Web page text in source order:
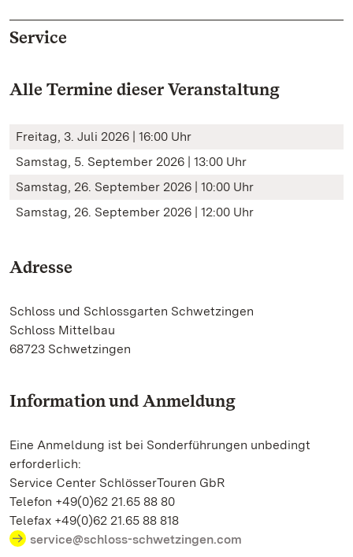
Service
Alle Termine dieser Veranstaltung
Freitag, 3. Juli 2026 | 16:00 Uhr
Samstag, 5. September 2026 | 13:00 Uhr
Samstag, 26. September 2026 | 10:00 Uhr
Samstag, 26. September 2026 | 12:00 Uhr
Adresse
Schloss und Schlossgarten Schwetzingen
Schloss Mittelbau
68723 Schwetzingen
Information und Anmeldung
Eine Anmeldung ist bei Sonderführungen unbedingt
erforderlich:
Service Center SchlösserTouren GbR
Telefon +49(0)62 21.65 88 80
Telefax +49(0)62 21.65 88 818
service@schloss-schwetzingen.com